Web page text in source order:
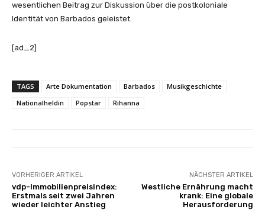
wesentlichen Beitrag zur Diskussion über die postkoloniale
Identität von Barbados geleistet.
[ad_2]
TAGS Arte Dokumentation Barbados
Musikgeschichte
Nationalheldin
Popstar Rihanna
VORHERIGER ARTIKEL
vdp-Immobilienpreisindex:
Erstmals seit zwei Jahren
wieder leichter Anstieg
NÄCHSTER ARTIKEL
Westliche Ernährung macht
krank: Eine globale
Herausforderung